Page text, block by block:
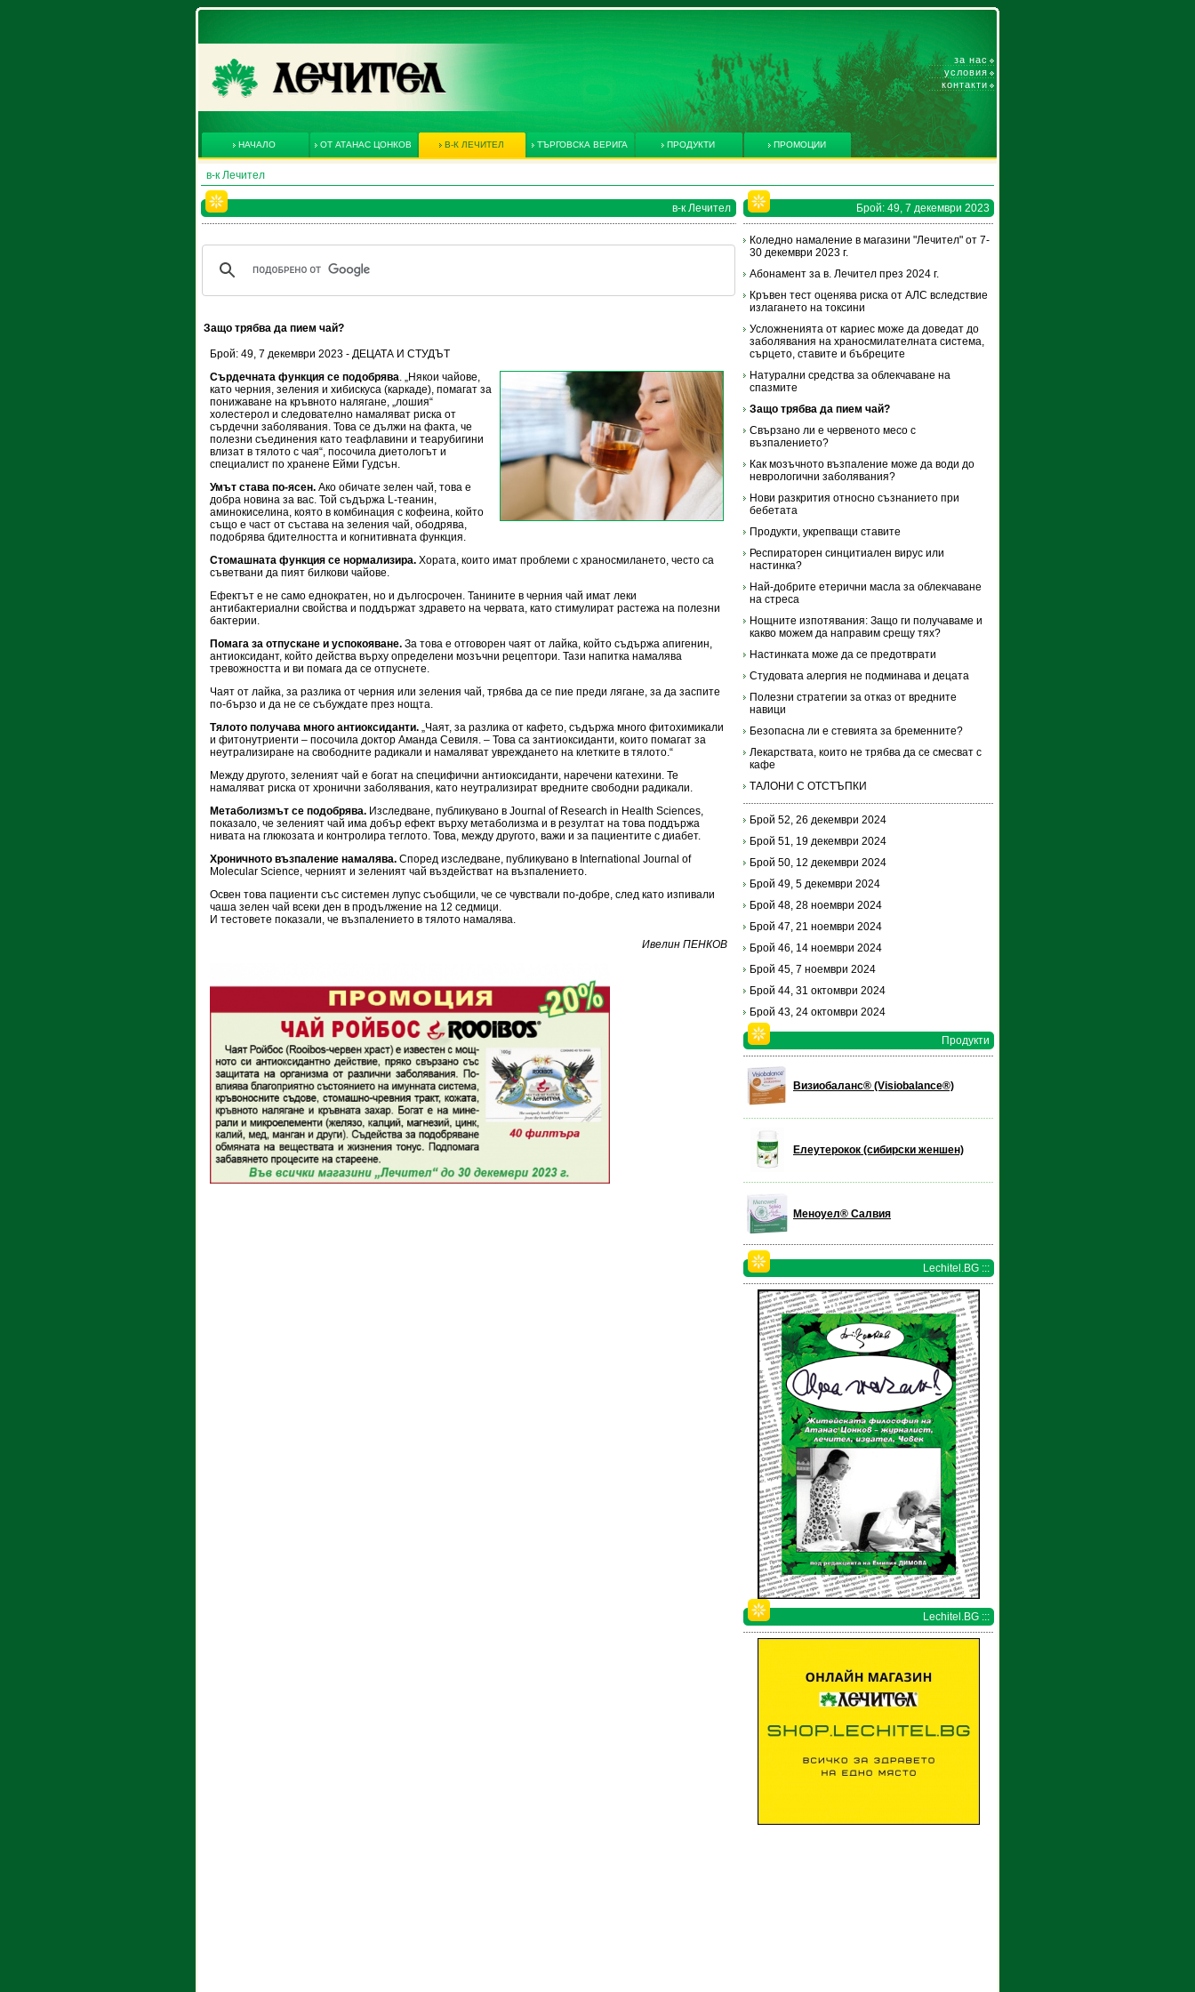
за нас
условия
контакти
НАЧАЛО ОТ АТАНАС ЦОНКОВ В-К ЛЕЧИТЕЛ ТЪРГОВСКА ВЕРИГА ПРОДУКТИ ПРОМОЦИИ
в-к Лечител
в-к Лечител
Защо трябва да пием чай?
Брой: 49, 7 декември 2023 - ДЕЦАТА И СТУДЪТ
Сърдечната функция се подобрява. „Някои чайове,
като черния, зеления и хибискуса (каркаде), помагат за
понижаване на кръвното налягане, „лошия“
холестерол и следователно намаляват риска от
сърдечни заболявания. Това се дължи на факта, че
полезни съединения като теафлавини и теарубигини
влизат в тялото с чая“, посочила диетологът и
специалист по хранене Ейми Гудсън.
Умът става по-ясен. Ако обичате зелен чай, това е
добра новина за вас. Той съдържа L-теанин,
аминокиселина, която в комбинация с кофеина, който
също е част от състава на зеления чай, ободрява,
подобрява бдителността и когнитивната функция.
Стомашната функция се нормализира. Хората, които имат проблеми с храносмилането, често са
съветвани да пият билкови чайове.
Ефектът е не само еднократен, но и дългосрочен. Танините в черния чай имат леки
антибактериални свойства и поддържат здравето на червата, като стимулират растежа на полезни
бактерии.
Помага за отпускане и успокояване. За това е отговорен чаят от лайка, който съдържа апигенин,
антиоксидант, който действа върху определени мозъчни рецептори. Тази напитка намалява
тревожността и ви помага да се отпуснете.
Чаят от лайка, за разлика от черния или зеления чай, трябва да се пие преди лягане, за да заспите
по-бързо и да не се събуждате през нощта.
Тялото получава много антиоксиданти. „Чаят, за разлика от кафето, съдържа много фитохимикали
и фитонутриенти – посочила доктор Аманда Севиля. – Това са зантиоксиданти, които помагат за
неутрализиране на свободните радикали и намаляват увреждането на клетките в тялото.“
Между другото, зеленият чай е богат на специфични антиоксиданти, наречени катехини. Те
намаляват риска от хронични заболявания, като неутрализират вредните свободни радикали.
Метаболизмът се подобрява. Изследване, публикувано в Journal of Research in Health Sciences,
показало, че зеленият чай има добър ефект върху метаболизма и в резултат на това поддържа
нивата на глюкозата и контролира теглото. Това, между другото, важи и за пациентите с диабет.
Хроничното възпаление намалява. Според изследване, публикувано в International Journal of
Molecular Science, черният и зеленият чай въздействат на възпалението.
Освен това пациенти със системен лупус съобщили, че се чувствали по-добре, след като изпивали
чаша зелен чай всеки ден в продължение на 12 седмици.
И тестовете показали, че възпалението в тялото намалява.
Ивелин ПЕНКОВ
Брой: 49, 7 декември 2023
Коледно намаление в магазини "Лечител" от 7-
30 декември 2023 г.
Абонамент за в. Лечител през 2024 г.
Кръвен тест оценява риска от АЛС вследствие
излагането на токсини
Усложненията от кариес може да доведат до
заболявания на храносмилателната система,
сърцето, ставите и бъбреците
Натурални средства за облекчаване на
спазмите
Защо трябва да пием чай?
Свързано ли е червеното месо с
възпалението?
Как мозъчното възпаление може да води до
неврологични заболявания?
Нови разкрития относно съзнанието при
бебетата
Продукти, укрепващи ставите
Респираторен синцитиален вирус или
настинка?
Най-добрите етерични масла за облекчаване
на стреса
Нощните изпотявания: Защо ги получаваме и
какво можем да направим срещу тях?
Настинката може да се предотврати
Студовата алергия не подминава и децата
Полезни стратегии за отказ от вредните
навици
Безопасна ли е стевията за бременните?
Лекарствата, които не трябва да се смесват с
кафе
ТАЛОНИ С ОТСТЪПКИ
Брой 52, 26 декември 2024
Брой 51, 19 декември 2024
Брой 50, 12 декември 2024
Брой 49, 5 декември 2024
Брой 48, 28 ноември 2024
Брой 47, 21 ноември 2024
Брой 46, 14 ноември 2024
Брой 45, 7 ноември 2024
Брой 44, 31 октомври 2024
Брой 43, 24 октомври 2024
Продукти
Визиобаланс® (Visiobalance®)
Елеутерокок (сибирски женшен)
Меноуел® Салвия
Lechitel.BG :::
Lechitel.BG :::